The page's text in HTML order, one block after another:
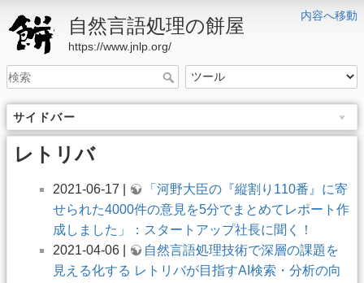
内容へ移動
自然言語処理の餅屋
https://www.jnlp.org/
サイドバー
レトリバ
2021-06-17 |
「河野大臣の『縦割り110番』に寄
せられた4000件の意見を5分でまとめてレポート作
成しました」：スタートアップ社長に聞く！
2021-04-06 |
自然言語処理技術で深層の課題を
見える化する レトリバが目指すAI検索・分析の向